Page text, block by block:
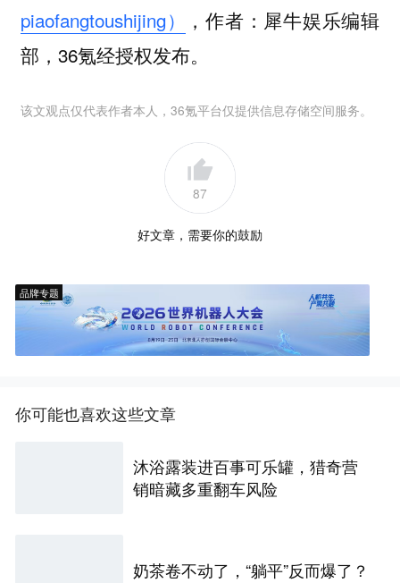
piaofangtoushijing）
，作者：犀牛娱乐编辑
部，36氪经授权发布。
该文观点仅代表作者本人，36氪平台仅提供信息存储空间服务。
87
好文章，需要你的鼓励
品牌专题
你可能也喜欢这些文章
沐浴露装进百事可乐罐，猎奇营
销暗藏多重翻车风险
奶茶卷不动了，“躺平”反而爆了？